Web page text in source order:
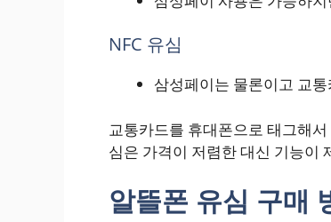
NFC 유심
삼성페이는 물론이고 교
교통카드를 휴대폰으로 태그해
심은 가격이 저렴한 대신 기능이
알뜰폰 유심 구매